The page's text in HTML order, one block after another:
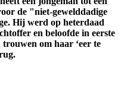
de "niet-gewelddadige
Hij werd op heterdaad
en beloofde in eerste
om haar ‘eer te